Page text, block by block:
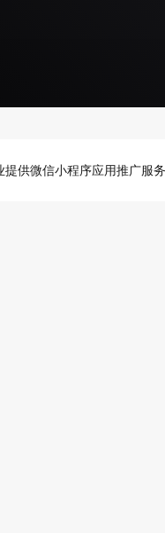
供微信小程序应用推广服